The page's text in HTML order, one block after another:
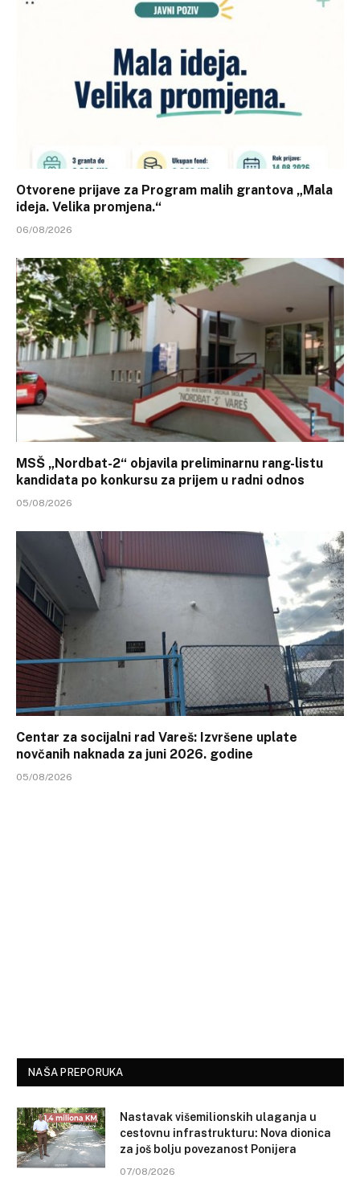
Otvorene prijave za Program malih grantova „Mala
ideja. Velika promjena.“
06/08/2026
MSŠ „Nordbat-2“ objavila preliminarnu rang-listu
kandidata po konkursu za prijem u radni odnos
05/08/2026
Centar za socijalni rad Vareš: Izvršene uplate
novčanih naknada za juni 2026. godine
05/08/2026
NAŠA PREPORUKA
Nastavak višemilionskih ulaganja u
cestovnu infrastrukturu: Nova dionica
za još bolju povezanost Ponijera
07/08/2026